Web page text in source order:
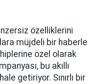
özelliklerini
müjdeli bir haberle
özel olarak
bu akıllı
getiriyor. Sınırlı bir